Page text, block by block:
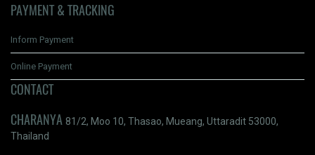
PAYMENT & TRACKING
Inform Payment
Online Payment
CONTACT
CHARANYA 81/2, Moo 10, Thasao, Mueang, Uttaradit 53000,
Thailand